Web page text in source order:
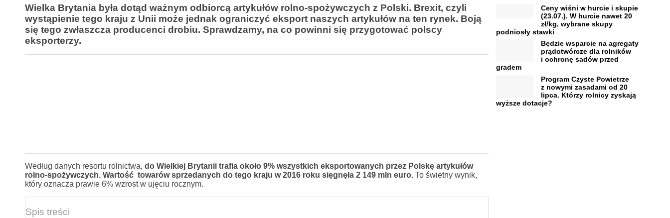
Wielka Brytania była dotąd ważnym odbiorcą artykułów rolno-spożywczych z Polski. Brexit, czyli
wystąpienie tego kraju z Unii może jednak ograniczyć eksport naszych artykułów na ten rynek. Boją
się tego zwłaszcza producenci drobiu. Sprawdzamy, na co powinni się przygotować polscy
eksporterzy.
Według danych resortu rolnictwa, do Wielkiej Brytanii trafia około 9% wszystkich eksportowanych przez Polskę artykułów
rolno-spożywczych. Wartość towarów sprzedanych do tego kraju w 2016 roku sięgnęła 2 149 mln euro.To świetny wynik,
który oznacza prawie 6% wzrost w ujęciu rocznym.
Spis treści
Ceny wiśni w hurcie i skupie
(23.07.). W hurcie nawet 20
zł/kg, wybrane skupy
podniosły stawki
Będzie wsparcie na agregaty
prądotwórcze dla rolników
i ochronę sadów przed
gradem
Program Czyste Powietrze
z nowymi zasadami od 20
lipca. Którzy rolnicy zyskają
wyższe dotacje?